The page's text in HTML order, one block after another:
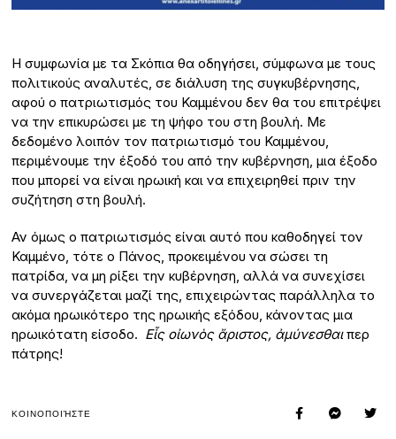
Η συμφωνία με τα Σκόπια θα οδηγήσει, σύμφωνα με τους
πολιτικούς αναλυτές, σε διάλυση της συγκυβέρνησης,
αφού ο πατριωτισμός του Καμμένου δεν θα του επιτρέψει
να την επικυρώσει με τη ψήφο του στη βουλή. Με
δεδομένο λοιπόν τον πατριωτισμό του Καμμένου,
περιμένουμε την έξοδό του από την κυβέρνηση, μια έξοδο
που μπορεί να είναι ηρωική και να επιχειρηθεί πριν την
συζήτηση στη βουλή.
Αν όμως ο πατριωτισμός είναι αυτό που καθοδηγεί τον
Καμμένο, τότε ο Πάνος, προκειμένου να σώσει τη
πατρίδα, να μη ρίξει την κυβέρνηση, αλλά να συνεχίσει
να συνεργάζεται μαζί της, επιχειρώντας παράλληλα το
ακόμα ηρωικότερο της ηρωικής εξόδου, κάνοντας μια
ηρωικότατη είσοδο. Εἷς οἰωνὸς ἄριστος, ἀμύνεσθαιπερὶ
πάτρης!
ΚΟΙΝΟΠΟΙΉΣΤΕ